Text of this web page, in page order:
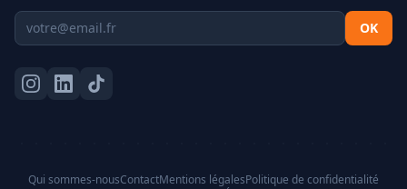
OK
Qui sommes-nousContactMentions légalesPolitique de confidentialité